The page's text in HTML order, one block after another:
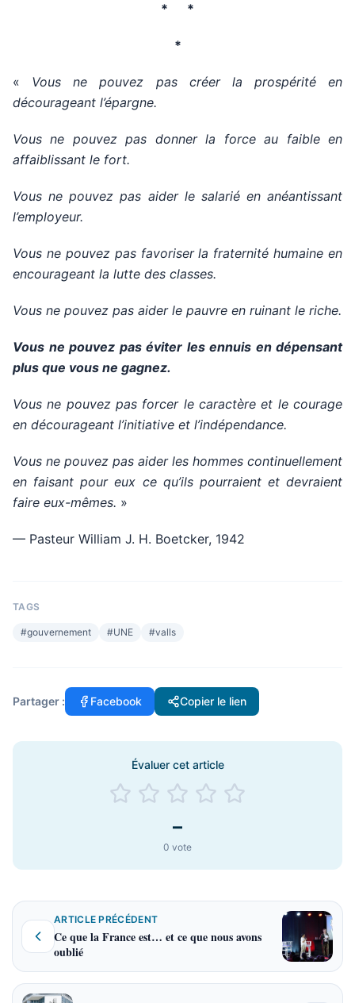
* *
*
« Vous ne pouvez pas créer la prospérité en
décourageant l’épargne.
Vous ne pouvez pas donner la force au faible en
affaiblissant le fort.
Vous ne pouvez pas aider le salarié en anéantissant
l’employeur.
Vous ne pouvez pas favoriser la fraternité humaine en
encourageant la lutte des classes.
Vous ne pouvez pas aider le pauvre en ruinant le riche.
Vous ne pouvez pas éviter les ennuis en dépensant
plus que vous ne gagnez.
Vous ne pouvez pas forcer le caractère et le courage
en décourageant l’initiative et l’indépendance.
Vous ne pouvez pas aider les hommes continuellement
en faisant pour eux ce qu’ils pourraient et devraient
faire eux-mêmes. »
— Pasteur William J. H. Boetcker, 1942
TAGS
#gouvernement #UNE #valls
Partager : Facebook Copier le lien
Évaluer cet article
–
0 vote
ARTICLE PRÉCÉDENT
Ce que la France est… et ce que nous avons
oublié